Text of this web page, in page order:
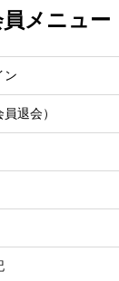
メニュー
ン
退会）